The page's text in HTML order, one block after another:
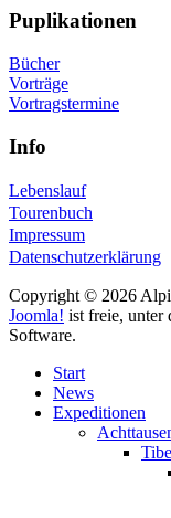
Puplikationen
Bücher
Vorträge
Vortragstermine
Info
Lebenslauf
Tourenbuch
Impressum
Datenschutzerklärung
Copyright © 2026
Joomla! ist freie, unter
Software.
Start
News
Expeditionen